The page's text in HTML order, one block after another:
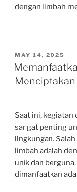
dengan limbah
POSTED
ON
MAY 14, 2025
Menciptakan
Saat ini, kegiatan
sangat penting
lingkungan.
limbah adalah
unik dan
dimanfaatkan